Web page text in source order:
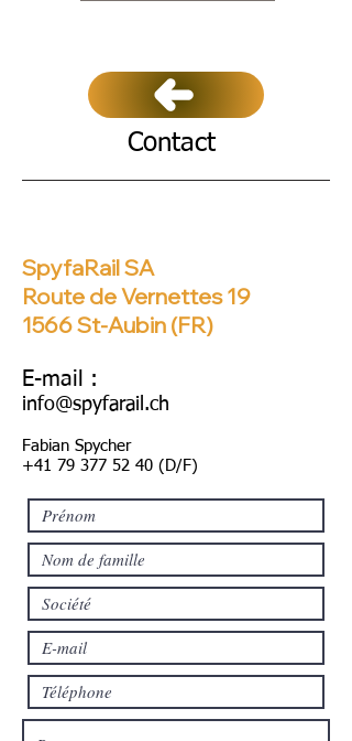
Contact
SpyfaRail SA
Route de Vernettes 19
1566 St-Aubin (FR)
​E-mail :
info@spyfarail.ch
Fabian Spycher
+41 79 377 52 40 (D/F)